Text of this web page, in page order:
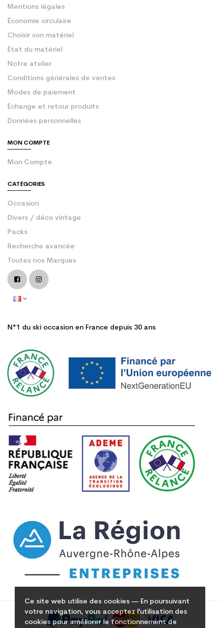
Ce site web utilise des cookies — En poursuivant
votre navigation, vous acceptez l'utilisation des
cookies pour améliorer le fonctionnement de
Mentions légales
Économie circulaire
Choisir son matériel
État du matériel
Notre atelier
Conditions générales de ventes
Modes de paiement
Échange et retour produits
Données personnelles
MON COMPTE
Mon Compte
CATÉGORIES
Occasion
Divers / déco vintage
Packs
Recherche avancée
Toutes nos Marques
N°1 du ski occasion en France depuis 30 ans